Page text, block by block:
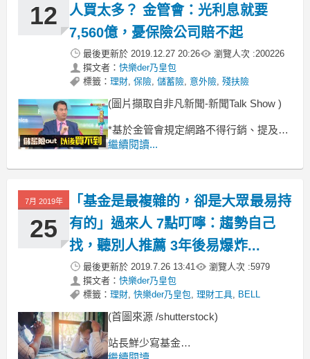
訪了 10個人統整了 6 種投
12
人買太多？ 金管會：光利息就要
7,560億，憂保險公司賠不起
最後更新於 2019.12.27 20:26 瀏覽人次 :200226
撰文者： 快樂der乃皇包
標籤： 理財, 保險, 儲蓄險, 意外險, 殘扶險
(圖片擷取自非凡新聞-新聞Talk Show )
*基於金管會規定網路不得行銷、提及壽
險商品
絕不踩線 v(￣︶￣)y
站長或是自己的業務
繼續閱讀...
7月 2019年
25
「基金是最複雜的，卻是大眾最易持
有的」過來人 7點叮嚀：趨勢自己
找，聽別人推薦 3年後易爆炸...
最後更新於 2019.7.26 13:41 瀏覽人次 :5979
撰文者： 快樂der乃皇包
標籤： 理財, 快樂der乃皇包, 理財工具, BELL
(首圖來源 /shutterstock)
站長鮮少寫基金